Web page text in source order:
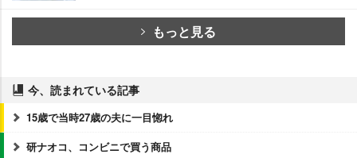
もっと見る
今、読まれている記事
15歳で当時27歳の夫に一目惚れ
研ナオコ、コンビニで買う商品